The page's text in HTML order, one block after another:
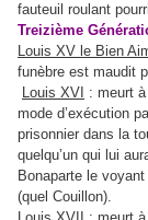
fauteuil roulant
Treizième
Louis XV le Bien
funèbre est maudit
Louis XVI : meurt
mode d’exécution
prisonnier dans la
quelqu’un qui lui
Bonaparte le
(quel Couillon).